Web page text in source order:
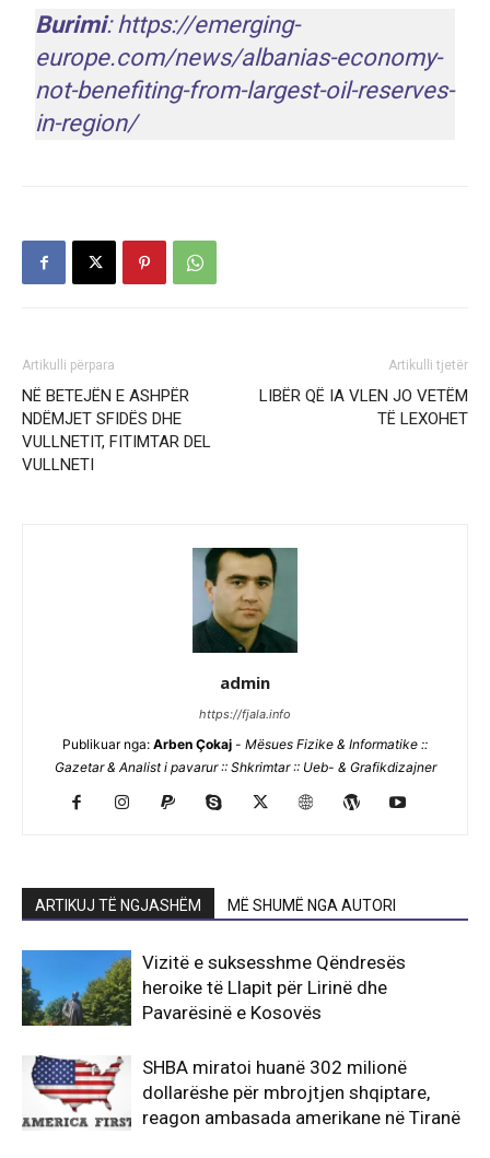
Burimi:https://emerging-
europe.com/news/albanias-economy-
not-benefiting-from-largest-oil-reserves-
in-region/
Artikulli përpara
NË BETEJËN E ASHPËR
NDËMJET SFIDËS DHE
VULLNETIT, FITIMTAR DEL
VULLNETI
Artikulli tjetër
LIBËR QË IA VLEN JO VETËM
TË LEXOHET
admin
https://fjala.info
Publikuar nga: Arben Çokaj - Mësues Fizike & Informatike ::
Gazetar & Analist i pavarur :: Shkrimtar :: Ueb- & Grafikdizajner
ARTIKUJ TË NGJASHËM MË SHUMË NGA AUTORI
Vizitë e suksesshme Qëndresës
heroike të Llapit për Lirinë dhe
Pavarësinë e Kosovës
SHBA miratoi huanë 302 milionë
dollarëshe për mbrojtjen shqiptare,
reagon ambasada amerikane në Tiranë